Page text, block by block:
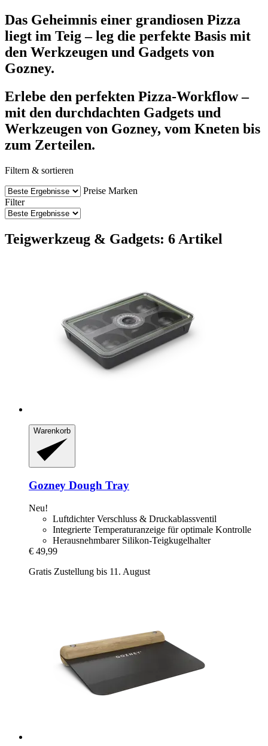
Das Geheimnis einer grandiosen Pizza
liegt im Teig – leg die perfekte Basis mit
den Werkzeugen und Gadgets von
Gozney.
Erlebe den perfekten Pizza-Workflow –
mit den durchdachten Gadgets und
Werkzeugen von Gozney, vom Kneten bis
zum Zerteilen.
Filtern & sortieren
Preise Marken
Filter
Teigwerkzeug & Gadgets: 6 Artikel
Warenkorb
Gozney Dough Tray
Neu!
Luftdichter Verschluss & Druckablassventil
Integrierte Temperaturanzeige für optimale Kontrolle
Herausnehmbarer Silikon-Teigkugelhalter
€ 49,99
Gratis Zustellung bis 11. August